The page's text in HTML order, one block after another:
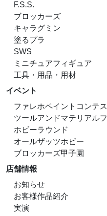
F.S.S.
ブロッカーズ
キャラグミン
塗るプラ
SWS
ミニチュアフィギュア
工具・用品・用材
イベント
ファレホペイントコンテ
ツールアンドマテリアル
ホビーラウンド
オールザッツホビー
ブロッカーズ甲子園
店舗情報
お知らせ
お客様作品紹介
実演